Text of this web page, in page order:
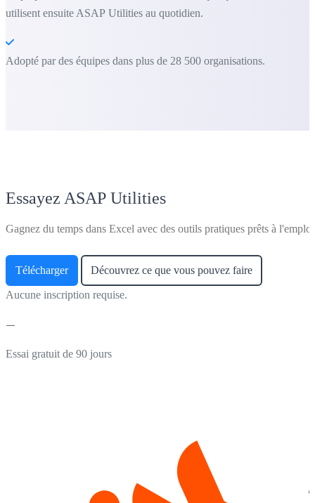
utilisent ensuite ASAP Utilities au quotidien.
Adopté par des équipes dans plus de 28 500 organisations.
Essayez ASAP Utilities
Gagnez du temps dans Excel avec des outils pratiques prêts à
Télécharger Découvrez ce que vous pouvez faire
Aucune inscription requise.
Essai gratuit de 90 jours